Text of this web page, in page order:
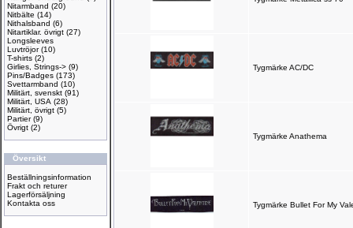
Nitarmband (20)
Nitbälte (14)
Nithalsband (6)
Nitartiklar. övrigt (27)
Longsleeves
Luvtröjor(10)
T-shirts (2)
Girlies, Strings-> (9)
Pins/Badges (173)
Svettarmband (10)
Militärt, svenskt (91)
Militärt, USA (28)
Militärt, övrigt (5)
Partier(9)
Övrigt (2)
Översikt
Beställningsinformation
Frakt och returer
Lagerförsäljning
Kontakta oss
Tygmärke AC/DC
Tygmärke Anathema
Tygmärke Bullet For My